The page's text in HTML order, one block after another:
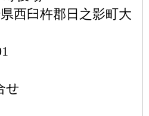
西臼杵郡日之影町大
せ